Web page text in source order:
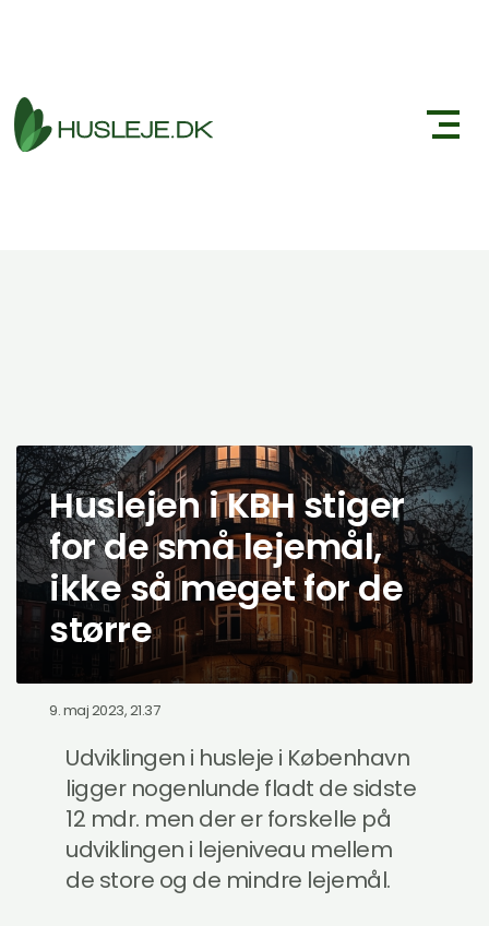
Huslejen i KBH stiger
for de små lejemål,
ikke så meget for de
større
9. maj 2023, 21.37
Udviklingen i husleje i København
ligger nogenlunde fladt de sidste
12 mdr. men der er forskelle på
udviklingen i lejeniveau mellem
de store og de mindre lejemål.